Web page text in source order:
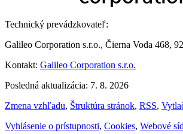
Technický prevádzkovateľ:
Galileo Corporation s.r.o., Čierna Voda 468,
Kontakt: Galileo Corporation s.r.o.
Posledná aktualizácia: 7. 8. 2026
Zmena vzhľadu, Štruktúra stránok, RSS,
Vyhlásenie o prístupnosti, Cookies, Webové